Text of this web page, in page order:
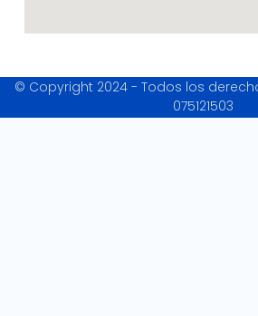
© Copyright 2024 - Todos los
075121503